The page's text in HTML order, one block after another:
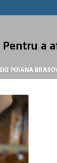
SKI POIANA